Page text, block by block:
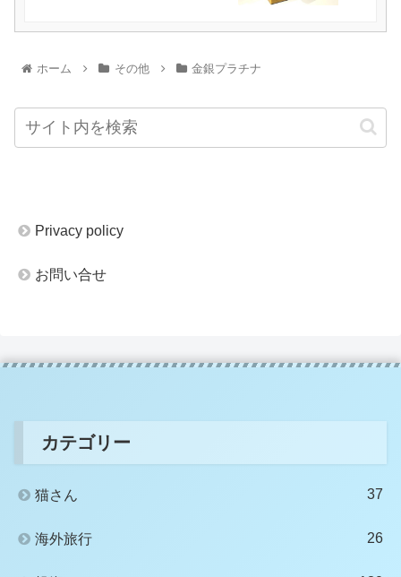
ホーム その他 金銀プラチナ
Privacy policy
お問い合せ
カテゴリー
猫さん 37
海外旅行 26